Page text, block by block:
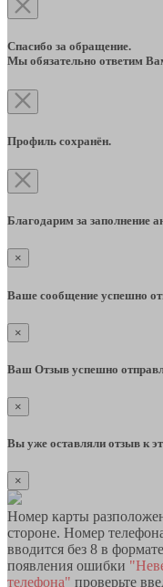
Спасибо за обращение.
Мы обязательно ответим
Профиль сохранён.
Благодарим за заполнение
×
Ваше сообщение успешно
×
Ваш Отзыв успешно
×
Вы уже оставляли отзыв к
×
Номер карты
стороне. Номер
вводится без 8 в
появления ошибки
телефона" проверьте